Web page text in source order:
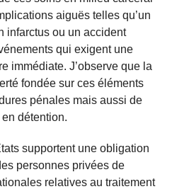
aiguës telles qu’un
infarctus ou un accident
qui exigent une
immédiate. J’observe que la
fondée sur ces éléments
pénales mais aussi de
détention.
supportent une obligation
personnes privées de
relatives au traitement